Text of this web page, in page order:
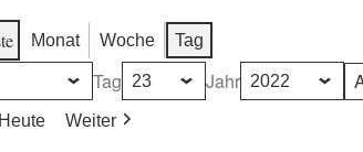
Monat Woche Tag
Tag Jahr
Heute Weiter